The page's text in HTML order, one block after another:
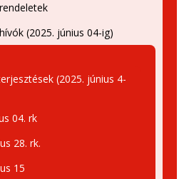
(2025. június 04-ig)
(2025. június 4-
04. rk
28. rk.
15